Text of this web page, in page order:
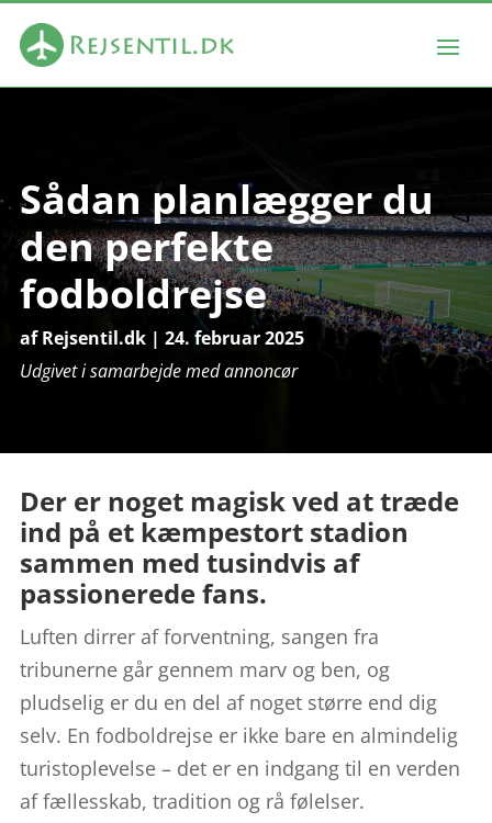
Sådan planlægger du
den perfekte
fodboldrejse
afRejsentil.dk| 24. februar 2025
Udgivet i samarbejde med annoncør
Der er noget magisk ved at træde
ind på et kæmpestort stadion
sammen med tusindvis af
passionerede fans.
Luften dirrer af forventning, sangen fra
tribunerne går gennem marv og ben, og
pludselig er du en del af noget større end dig
selv. En fodboldrejse er ikke bare en almindelig
turistoplevelse – det er en indgang til en verden
af fællesskab, tradition og rå følelser.